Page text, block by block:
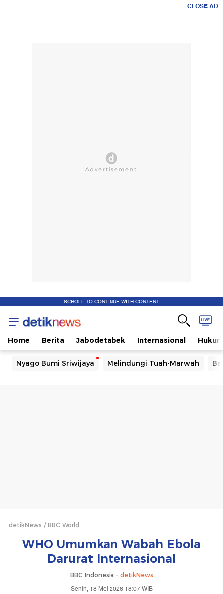
CLOSE AD
SCROLL TO CONTINUE WITH CONTENT
Home Berita Jabodetabek Internasional Hukum
Nyago Bumi Sriwijaya Melindungi Tuah-Marwah
detikNews BBC World
WHO Umumkan Wabah Ebola
Darurat Internasional
BBC Indonesia - detikNews
Senin, 18 Mei 2026 18:07 WIB